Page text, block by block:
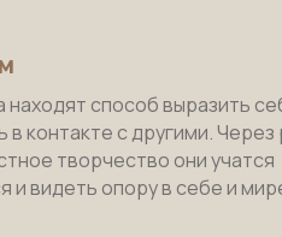
способ выразить
контакте с другими. Через
творчество они учатся
и видеть опору в себе и